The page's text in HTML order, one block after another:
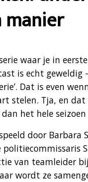
waar je in
is echt
Dat is even
stelen. Tja, en
het hele
door
van teamleider
wordt ze